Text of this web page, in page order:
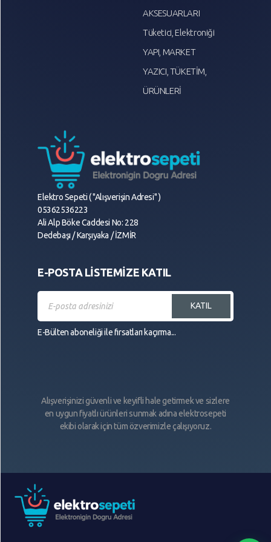
AKSESUARLARI
Tüketici, Elektroniği
YAPI, MARKET
YAZICI, TÜKETİM,
ÜRÜNLERİ
Elektro Sepeti ( "Alışverişin Adresi" )
05362536223
Ali Alp Böke Caddesi No: 228
Dedebaşı / Karşıyaka / İZMİR
E-POSTA LİSTEMİZE KATIL
KATIL
E-Bülten aboneliği ile fırsatları kaçırma...
Alışverişinizi güvenli ve keyifli hale getirmek ve sizlere
en uygun fiyatlı ürünleri sunmak adına elektrosepeti
ekibi olarak için tüm özverimizle çalışıyoruz.